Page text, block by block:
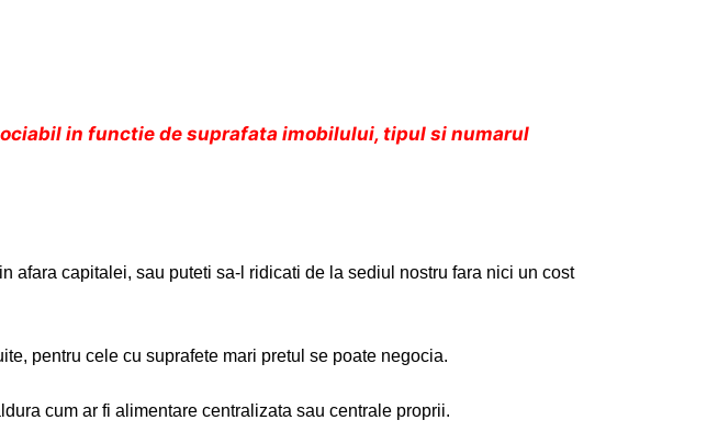
in functie de suprafata imobilului, tipul si numarul
afara capitalei, sau puteti sa-l ridicati de la sediul nostru fara nici un cost
pentru cele cu suprafete mari pretul se poate negocia.
cum ar fi alimentare centralizata sau centrale proprii.